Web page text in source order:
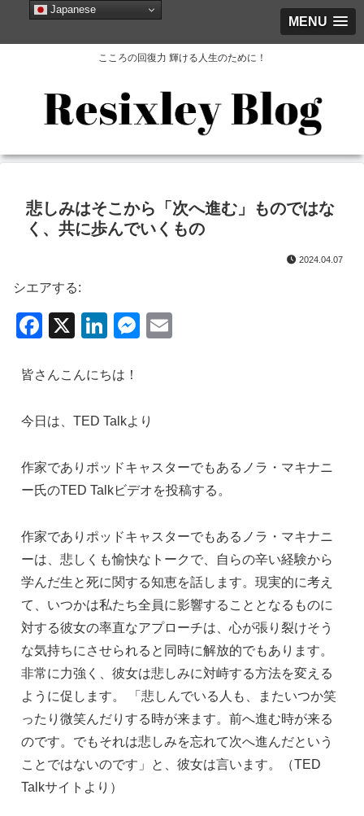
MENU
こころの回復力 輝ける人生のために！
悲しみはそこから「次へ進む」ものではな
く、共に歩んでいくもの
2024.04.07
シエアする:
F
c
b
o
o
X
Li
k
dI
n
M
n
g
er
皆さんこんにちは！
今日は、TED Talkより
作家でありポッドキャスターでもあるノラ・マキナニ
ー氏のTED Talkビデオを投稿する。
作家でありポッドキャスターでもあるノラ・マキナニ
ーは、悲しくも愉快なトークで、自らの辛い経験から
学んだ生と死に関する知恵を話します。現実的に考え
て、いつかは私たち全員に影響することとなるものに
対する彼女の率直なアプローチは、心が張り裂けそう
な気持ちにさせられると同時に解放的でもあります。
非常に力強く、彼女は悲しみに対峙する方法を変える
ように促します。 「悲しんでいる人も、またいつか笑
ったり微笑んだりする時が来ます。前へ進む時が来る
のです。でもそれは悲しみを忘れて次へ進んだという
ことではないのです」と、彼女は言います。（TED
Talkサイトより）
Japanese